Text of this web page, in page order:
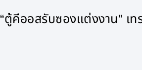
“ตู้คีออสรับซองแต่งงาน” เ